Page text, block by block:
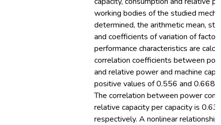
working bodies of the studied
determined, the arithmetic mean,
and coefficients of variation of
performance characteristics are
correlation coefficients between
and relative power and machine
positive values of 0.556 and 0.668,
The correlation between power
relative capacity per capacity is
respectively. A nonlinear